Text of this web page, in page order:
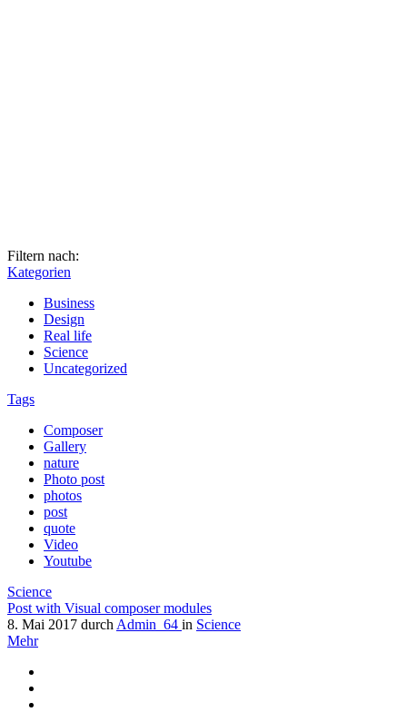
Filtern nach:
Kategorien
Business
Design
Real life
Science
Uncategorized
Tags
Composer
Gallery
nature
Photo post
photos
post
quote
Video
Youtube
Science
Post with Visual composer modules
8. Mai 2017 durchAdmin_64 in Science
Mehr